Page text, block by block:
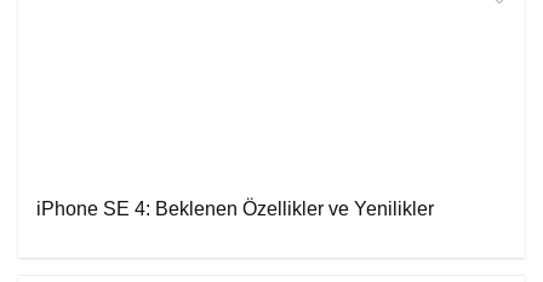
iPhone SE 4: Beklenen Özellikler ve Yenilikler